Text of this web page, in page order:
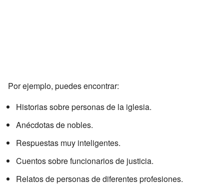
Por ejemplo, puedes encontrar:
Historias sobre personas de la iglesia.
Anécdotas de nobles.
Respuestas muy inteligentes.
Cuentos sobre funcionarios de justicia.
Relatos de personas de diferentes profesiones.